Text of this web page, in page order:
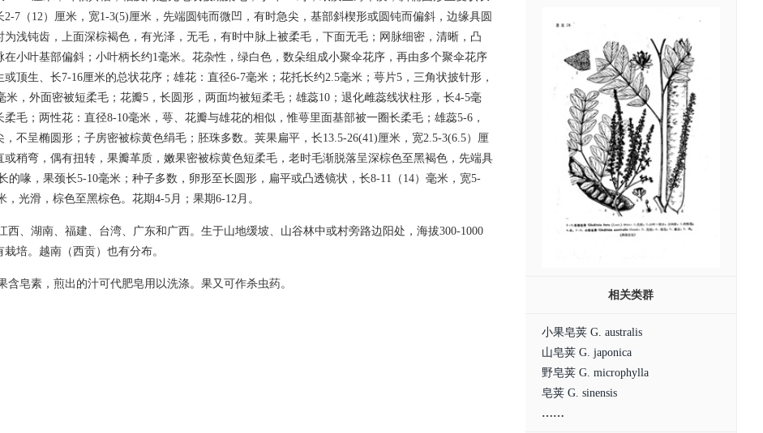
2-7（12）厘米，宽1-3(5)厘米，先端圆钝而微凹，有时急尖，基部斜楔形或圆钝而偏斜，边缘具圆
为浅钝齿，上面深棕褐色，有光泽，无毛，有时中脉上被柔毛，下面无毛；网脉细密，清晰，凸
在小叶基部偏斜；小叶柄长约1毫米。花杂性，绿白色，数朵组成小聚伞花序，再由多个聚伞花序
或顶生、长7-16厘米的总状花序；雄花：直径6-7毫米；花托长约2.5毫米；萼片5，三角状披针形，
米，外面密被短柔毛；花瓣5，长圆形，两面均被短柔毛；雄蕊10；退化雌蕊线状柱形，长4-5毫
柔毛；两性花：直径8-10毫米，萼、花瓣与雄花的相似，惟萼里面基部被一圈长柔毛；雄蕊5-6，
，不呈椭圆形；子房密被棕黄色绢毛；胚珠多数。荚果扁平，长13.5-26(41)厘米，宽2.5-3(6.5）厘
或稍弯，偶有扭转，果瓣革质，嫩果密被棕黄色短柔毛，老时毛渐脱落呈深棕色至黑褐色，先端具
的喙，果颈长5-10毫米；种子多数，卵形至长圆形，扁平或凸透镜状，长8-11（14）毫米，宽5-
，光滑，棕色至黑棕色。花期4-5月；果期6-12月。
西、湖南、福建、台湾、广东和广西。生于山地缓坡、山谷林中或村旁路边阳处，海拔300-1000
栽培。越南（西贡）也有分布。
含皂素，煎出的汁可代肥皂用以洗涤。果又可作杀虫药。
相关类群
小果皂荚 G. australis
山皂荚 G. japonica
野皂荚 G. microphylla
皂荚 G. sinensis
……